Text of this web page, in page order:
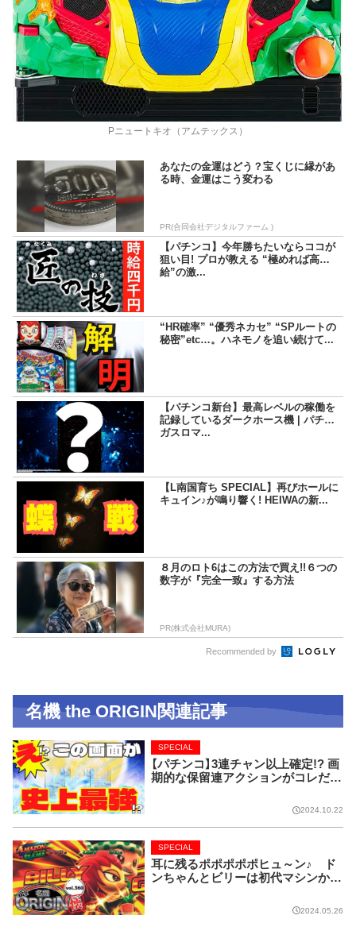
Pニュートキオ（アムテックス）
あなたの金運はどう？宝くじに縁があ
る時、金運はこう変わる
PR(合同会社デジタルファーム )
【パチンコ】今年勝ちたいならココが
狙い目! プロが教える “極めれば高時
給”の激...
“HR確率” “優秀ネカセ” “SPルートの
秘密”etc…。ハネモノを追い続けて...
【パチンコ新台】最高レベルの稼働を
記録しているダークホース機 | パチマ
ガスロマ...
【L南国育ち SPECIAL】再びホールに
キュイン♪が鳴り響く! HEIWAの新...
８月のロト6はこの方法で買え!!６つの
数字が『完全一致』する方法
PR(株式会社MURA)
Recommended by
名機 the ORIGIN関連記事
【パチンコ】3連チャン以上確定!? 画
期的な保留連アクションがコレだ!
SPECIAL
2024.10.22
耳に残るポポポポポヒュ～ン♪ ド
ンちゃんとビリーは初代マシンから
SPECIAL
2024.05.26